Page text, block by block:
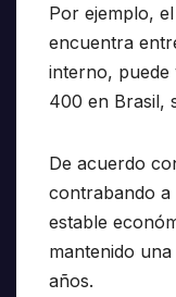
Por ejemplo,
encuentra
interno, puede
400 en Brasil,
De acuerdo
contrabando a
estable
mantenido
años.